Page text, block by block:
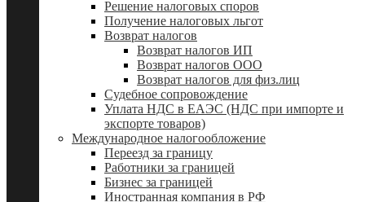
Решение налоговых споров
Получение налоговых льгот
Возврат налогов
Возврат налогов ИП
Возврат налогов ООО
Возврат налогов для физ.лиц
Судебное сопровождение
Уплата НДС в ЕАЭС (НДС при импорте и
экспорте товаров)
Международное налогообложение
Переезд за границу
Работники за границей
Бизнес за границей
Иностранная компания в РФ